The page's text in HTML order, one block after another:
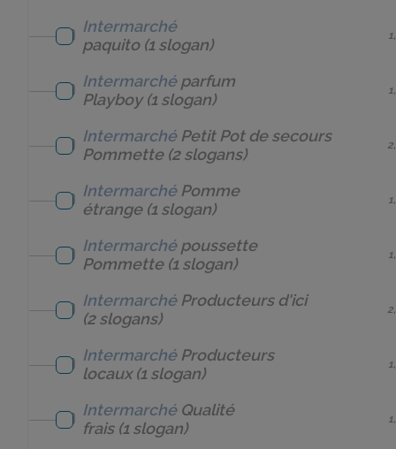
Intermarché
paquito(1 slogan)
Intermarché parfum
Playboy(1 slogan)
Intermarché Petit Pot de secours
Pommette(2 slogans)
Intermarché Pomme
étrange(1 slogan)
Intermarché poussette
Pommette(1 slogan)
Intermarché Producteurs d'ici
(2 slogans)
Intermarché Producteurs
locaux(1 slogan)
Intermarché Qualité
frais(1 slogan)